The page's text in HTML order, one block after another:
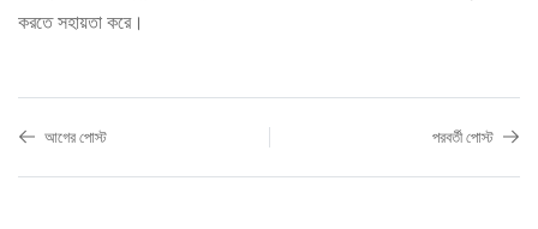
করতে সহায়তা করে।
আগের পোস্ট পরবর্তী পোস্ট